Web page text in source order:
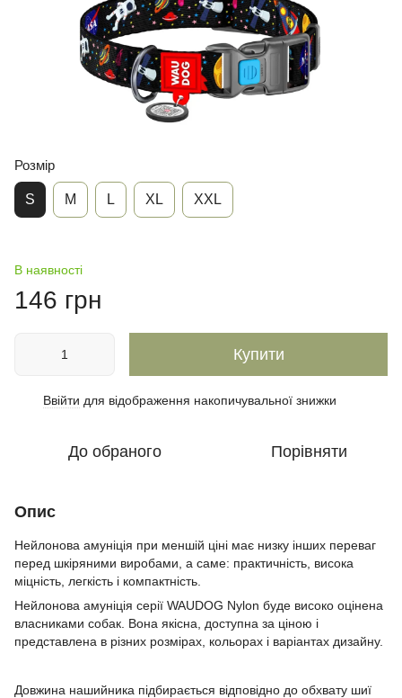
Розмір
S М L XL XXL
В наявності
146 грн
Купити
Ввійти для відображення накопичувальної знижки
До обраного Порівняти
Опис
Нейлонова амуніція при меншій ціні має низку інших переваг
перед шкіряними виробами, а саме: практичність, висока
міцність, легкість і компактність.
Нейлонова амуніція серії WAUDOG Nylon буде високо оцінена
власниками собак. Вона якісна, доступна за ціною і
представлена в різних розмірах, кольорах і варіантах дизайну.
Довжина нашийника підбирається відповідно до обхвату шиї